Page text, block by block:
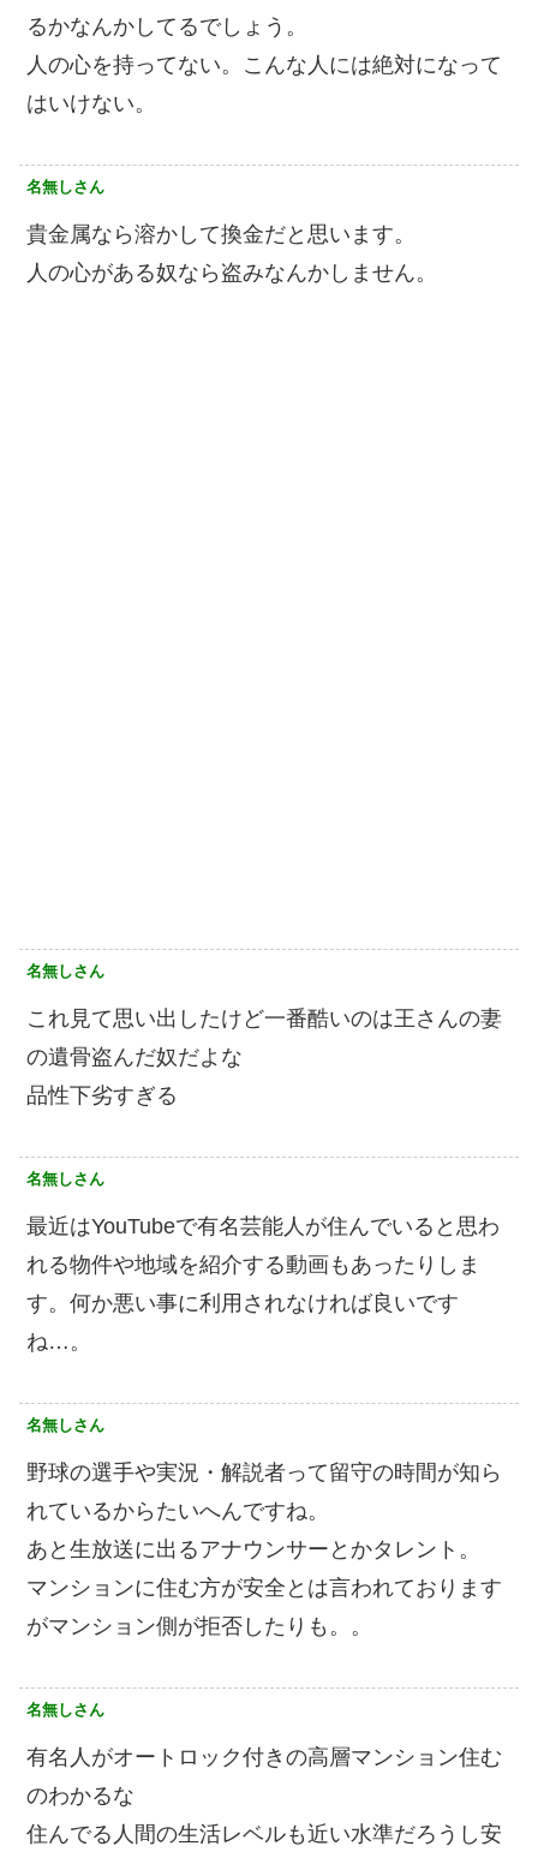
るかなんかしてるでしょう。
人の心を持ってない。こんな人には絶対になって
はいけない。
名無しさん
貴金属なら溶かして換金だと思います。
人の心がある奴なら盗みなんかしません。
名無しさん
これ見て思い出したけど一番酷いのは王さんの妻
の遺骨盗んだ奴だよな
品性下劣すぎる
名無しさん
最近はYouTubeで有名芸能人が住んでいると思わ
れる物件や地域を紹介する動画もあったりしま
す。何か悪い事に利用されなければ良いです
ね…。
名無しさん
野球の選手や実況・解説者って留守の時間が知ら
れているからたいへんですね。
あと生放送に出るアナウンサーとかタレント。
マンションに住む方が安全とは言われております
がマンション側が拒否したりも。。
名無しさん
有名人がオートロック付きの高層マンション住む
のわかるな
住んでる人間の生活レベルも近い水準だろうし安